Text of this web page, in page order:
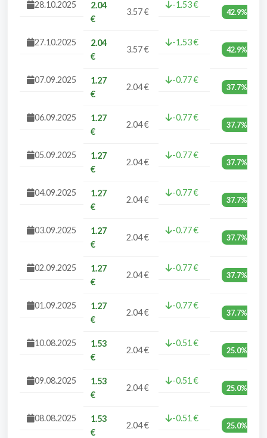
28.10.2025
2.04
€
3.57 €
-1.53 €
42.9%
27.10.2025
2.04
€
3.57 €
-1.53 €
42.9%
07.09.2025
1.27
€
2.04 €
-0.77 €
37.7%
06.09.2025
1.27
€
2.04 €
-0.77 €
37.7%
05.09.2025
1.27
€
2.04 €
-0.77 €
37.7%
04.09.2025
1.27
€
2.04 €
-0.77 €
37.7%
03.09.2025
1.27
€
2.04 €
-0.77 €
37.7%
02.09.2025
1.27
€
2.04 €
-0.77 €
37.7%
01.09.2025
1.27
€
2.04 €
-0.77 €
37.7%
10.08.2025
1.53
€
2.04 €
-0.51 €
25.0%
09.08.2025
1.53
€
2.04 €
-0.51 €
25.0%
08.08.2025
1.53
€
2.04 €
-0.51 €
25.0%